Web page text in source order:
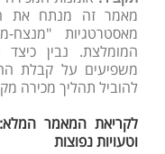
מאמר זה מנתח את
מאסטרטגיות
המומלצת. נבין כיצד
משפיעים על קבלת
להוביל תהליך מכירה
לקריאת המאמר המלא:
וטעויות נפוצות